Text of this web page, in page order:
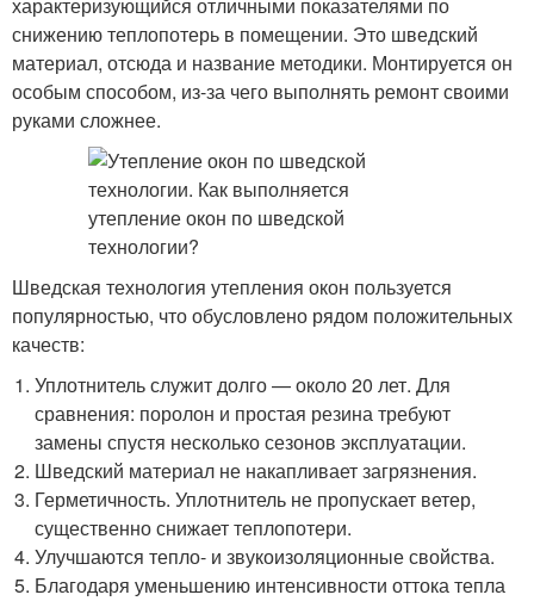
снижению теплопотерь в помещении. Это шведский
материал, отсюда и название методики. Монтируется он
особым способом, из-за чего выполнять ремонт своими
руками сложнее.
Шведская технология утепления окон пользуется
популярностью, что обусловлено рядом положительных
качеств:
Уплотнитель служит долго — около 20 лет. Для
сравнения: поролон и простая резина требуют
замены спустя несколько сезонов эксплуатации.
Шведский материал не накапливает загрязнения.
Герметичность. Уплотнитель не пропускает ветер,
существенно снижает теплопотери.
Улучшаются тепло- и звукоизоляционные свойства.
Благодаря уменьшению интенсивности оттока тепла